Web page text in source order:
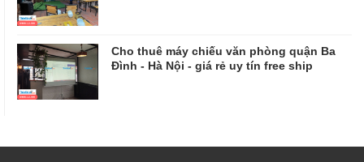
Cho thuê máy chiếu văn phòng quận Ba
Đình - Hà Nội - giá rẻ uy tín free ship